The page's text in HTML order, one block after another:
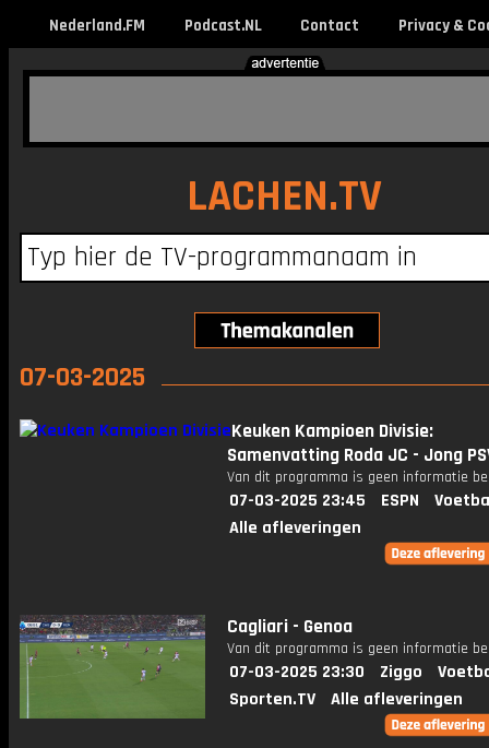
Nederland.FM Podcast.NL Contact Privacy &
LACHEN.TV
07-03-2025
Keuken Kampioen Divisie:
Samenvatting Roda JC - Jong
Van dit programma is geen informatie
07-03-2025 23:45 ESPN
Alle afleveringen
Cagliari - Genoa
Van dit programma is geen informatie
07-03-2025 23:30 Ziggo
Sporten.TV
Alle afleveringen